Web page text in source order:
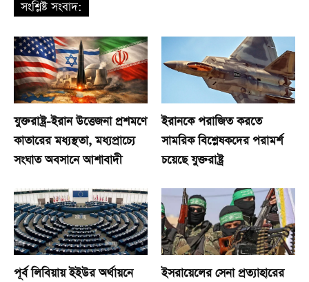
সংশ্লিষ্ট সংবাদ:
যুক্তরাষ্ট্র-ইরান উত্তেজনা প্রশমণে
কাতারের মধ্যস্থতা, মধ্যপ্রাচ্যে
সংঘাত অবসানে আশাবাদী
ইরানকে পরাজিত করতে
সামরিক বিশ্লেষকদের পরামর্শ
চয়েছে যুক্তরাষ্ট্র
পূর্ব লিবিয়ায় ইইউর অর্থায়নে
ইসরায়েলের সেনা প্রত্যাহারের